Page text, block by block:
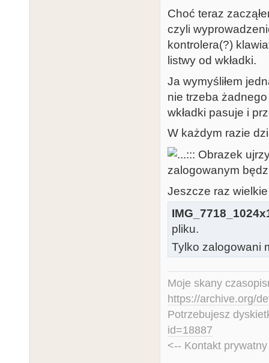
Choć teraz
czyli
kontrolera(?)
listwy od wkładki.
Ja wymyśliłem
nie trzeba
wkładki pasuje i
W każdym razie
Jeszcze raz
pliku.
Tylko zalogowani
Moje skany
https://archive.org/
Potrzebujesz
id=18887
<-- Kontakt